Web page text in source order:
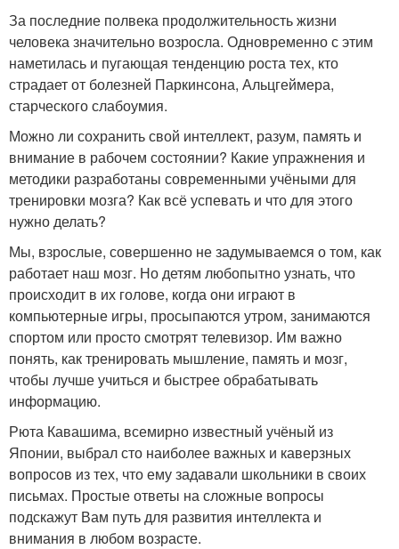
За последние полвека продолжительность жизни
человека значительно возросла. Одновременно с этим
наметилась и пугающая тенденцию роста тех, кто
страдает от болезней Паркинсона, Альцгеймера,
старческого слабоумия.
Можно ли сохранить свой интеллект, разум, память и
внимание в рабочем состоянии? Какие упражнения и
методики разработаны современными учёными для
тренировки мозга? Как всё успевать и что для этого
нужно делать?
Мы, взрослые, совершенно не задумываемся о том, как
работает наш мозг. Но детям любопытно узнать, что
происходит в их голове, когда они играют в
компьютерные игры, просыпаются утром, занимаются
спортом или просто смотрят телевизор. Им важно
понять, как тренировать мышление, память и мозг,
чтобы лучше учиться и быстрее обрабатывать
информацию.
Рюта Кавашима, всемирно известный учёный из
Японии, выбрал сто наиболее важных и каверзных
вопросов из тех, что ему задавали школьники в своих
письмах. Простые ответы на сложные вопросы
подскажут Вам путь для развития интеллекта и
внимания в любом возрасте.